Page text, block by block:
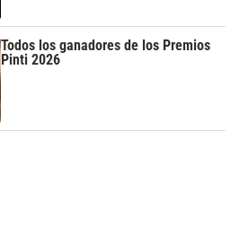
Todos los ganadores de los Premios
Pinti 2026